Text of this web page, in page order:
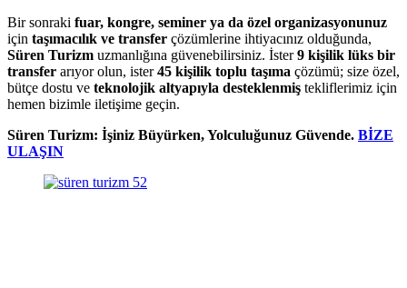
Bir sonraki fuar, kongre, seminer ya da özel organizasyonunuz
için taşımacılık ve transfer çözümlerine ihtiyacınız olduğunda,
Süren Turizm uzmanlığına güvenebilirsiniz. İster9 kişilik lüks bir
transfer arıyor olun, ister45 kişilik toplu taşıma çözümü; size özel,
bütçe dostu ve teknolojik altyapıyla desteklenmiş tekliflerimiz için
hemen bizimle iletişime geçin.
Süren Turizm: İşiniz Büyürken, Yolculuğunuz Güvende. BİZE
ULAŞIN